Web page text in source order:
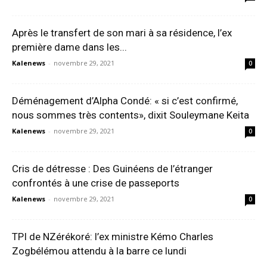
Après le transfert de son mari à sa résidence, l’ex
première dame dans les...
Kalenews - novembre 29, 2021 0
Déménagement d’Alpha Condé: « si c’est confirmé,
nous sommes très contents», dixit Souleymane Keita
Kalenews - novembre 29, 2021 0
Cris de détresse : Des Guinéens de l’étranger
confrontés à une crise de passeports
Kalenews - novembre 29, 2021 0
TPI de NZérékoré: l’ex ministre Kémo Charles
Zogbélémou attendu à la barre ce lundi